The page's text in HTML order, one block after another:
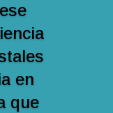
en
que